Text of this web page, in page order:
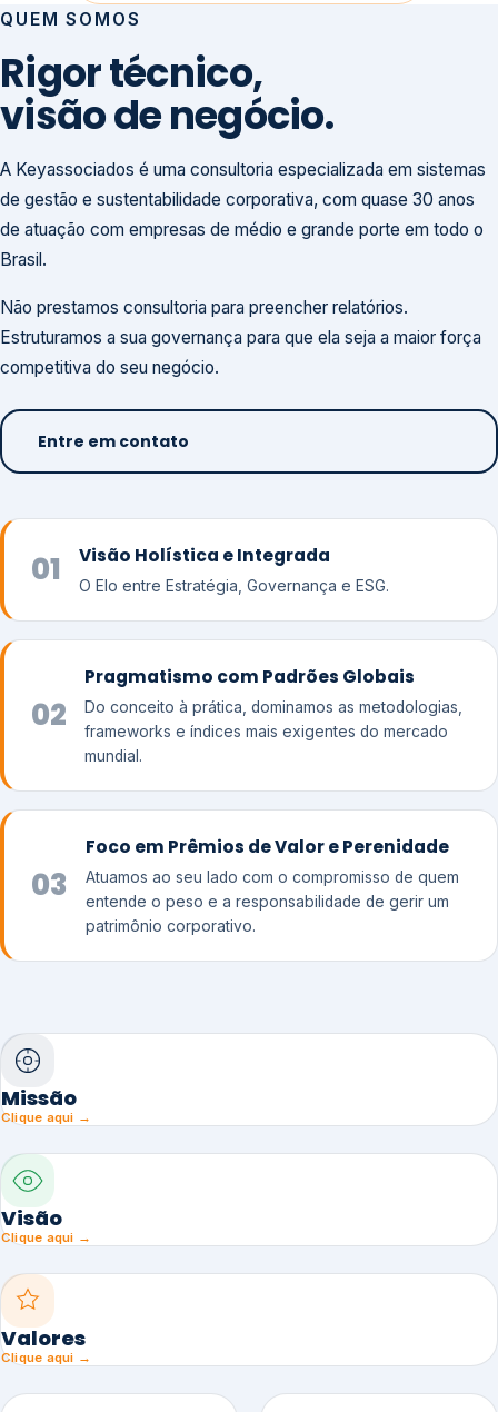
QUEM SOMOS
Rigor técnico,
visão de negócio.
A Keyassociados é uma consultoria especializada em sistemas
de gestão e sustentabilidade corporativa, com quase 30 anos
de atuação com empresas de médio e grande porte em todo o
Brasil.
Não prestamos consultoria para preencher relatórios.
Estruturamos a sua governança para que ela seja a maior força
competitiva do seu negócio.
Entre em contato
01 Visão Holística e Integrada
O Elo entre Estratégia, Governança e ESG.
02
Pragmatismo com Padrões Globais
Do conceito à prática, dominamos as metodologias,
frameworks e índices mais exigentes do mercado
mundial.
03
Foco em Prêmios de Valor e Perenidade
Atuamos ao seu lado com o compromisso de quem
entende o peso e a responsabilidade de gerir um
patrimônio corporativo.
Missão
Clique aqui →
Visão
Clique aqui →
Valores
Clique aqui →